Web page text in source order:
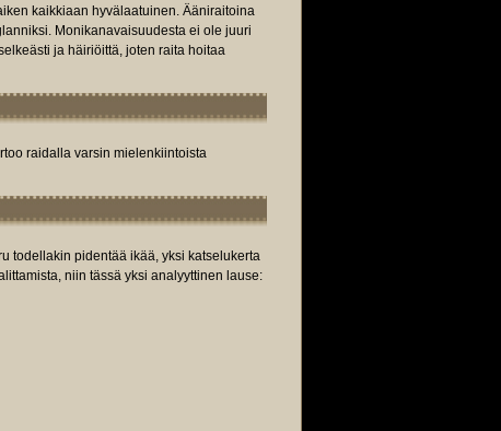
kaikkiaan hyvälaatuinen. Ääniraitoina
Monikanavaisuudesta ei ole juuri
ja häiriöittä, joten raita hoitaa
raidalla varsin mielenkiintoista
todellakin pidentää ikää, yksi katselukerta
niin tässä yksi analyyttinen lause: